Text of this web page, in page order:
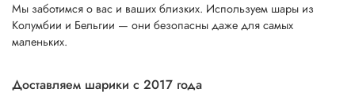
Мы заботимся о вас и ваших близких. Используем шары из
Колумбии и Бельгии — они безопасны даже для самых
маленьких.
Доставляем шарики с 2017 года